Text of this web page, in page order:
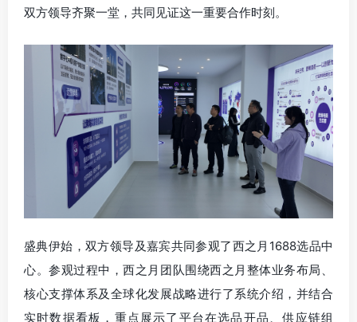
双方领导齐聚一堂，共同见证这一重要合作时刻。
盛典伊始，双方领导及嘉宾共同参观了西之月1688选品中
心。参观过程中，西之月团队围绕西之月整体业务布局、
核心支撑体系及全球化发展战略进行了系统介绍，并结合
实时数据看板，重点展示了平台在选品开品、供应链组